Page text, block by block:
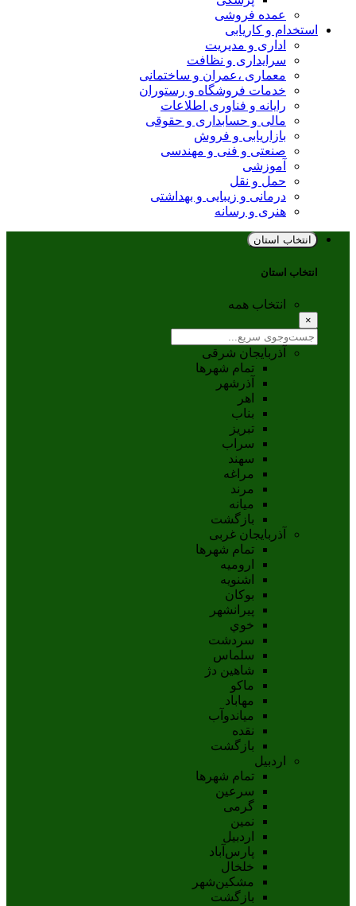
عمده فروشی
استخدام و کاریابی
اداری و مدیریت
سرایداری و نظافت
معماری ،عمران و ساختمانی
خدمات فروشگاه و رستوران
رایانه و فناوری اطلاعات
مالی و حسابداری و حقوقی
بازاریابی و فروش
صنعتی و فنی و مهندسی
آموزشی
حمل و نقل
درمانی و زیبایی و بهداشتی
هنری و رسانه
انتخاب استان
انتخاب استان
انتخاب همه
×
آذربایجان شرقی
تمام شهر‌ها
آذرشهر
اهر
بناب
تبريز
سراب
سهند
مراغه
مرند
ميانه
بازگشت
آذربایجان غربی
تمام شهر‌ها
اروميه
اشنويه
بوکان
پيرانشهر
خوي
سردشت
سلماس
شاهين دژ
ماکو
مهاباد
مياندوآب
نقده
بازگشت
اردبیل
تمام شهر‌ها
سرعین
گرمی
نمین
اردبيل
پارس‌آباد
خلخال
مشکين‌شهر
بازگشت